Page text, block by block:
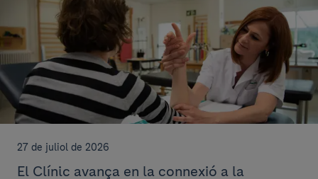
27 de juliol de 2026
El Clínic avança en la connexió a la